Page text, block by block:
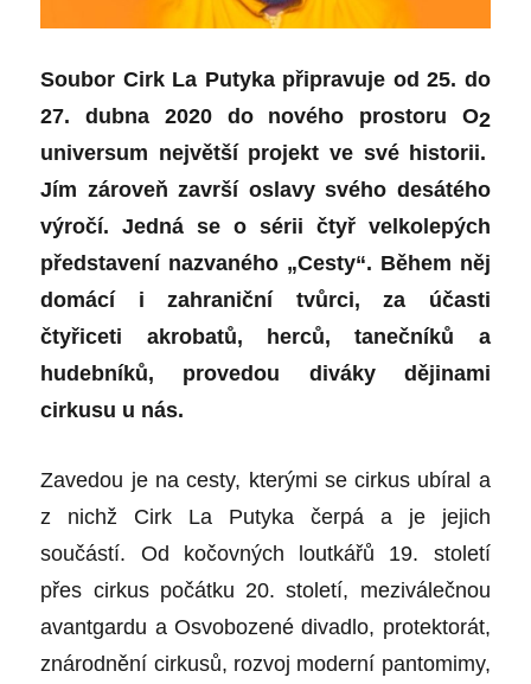
Soubor Cirk La Putyka připravuje od 25. do
27. dubna 2020 do nového prostoru O2
universum největší projekt ve své historii.
Jím zároveň završí oslavy svého desátého
výročí. Jedná se o sérii čtyř velkolepých
představení nazvaného „Cesty“. Během něj
domácí i zahraniční tvůrci, za účasti
čtyřiceti akrobatů, herců, tanečníků a
hudebníků, provedou diváky dějinami
cirkusu u nás.
Zavedou je na cesty, kterými se cirkus ubíral a
z nichž Cirk La Putyka čerpá a je jejich
součástí. Od kočovných loutkářů 19. století
přes cirkus počátku 20. století, meziválečnou
avantgardu a Osvobozené divadlo, protektorát,
znárodnění cirkusů, rozvoj moderní pantomimy,